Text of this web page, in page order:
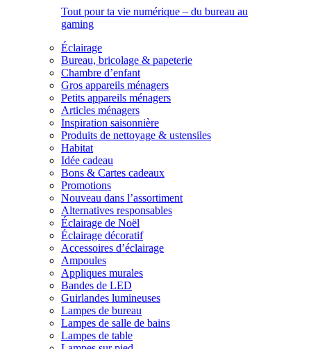
Tout pour ta vie numérique – du bureau au
gaming
Éclairage
Bureau, bricolage & papeterie
Chambre d’enfant
Gros appareils ménagers
Petits appareils ménagers
Articles ménagers
Inspiration saisonnière
Produits de nettoyage & ustensiles
Habitat
Idée cadeau
Bons & Cartes cadeaux
Promotions
Nouveau dans l’assortiment
Alternatives responsables
Éclairage de Noël
Éclairage décoratif
Accessoires d’éclairage
Ampoules
Appliques murales
Bandes de LED
Guirlandes lumineuses
Lampes de bureau
Lampes de salle de bains
Lampes de table